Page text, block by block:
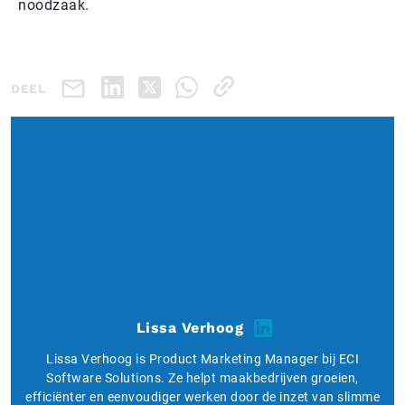
noodzaak.
DEEL
Lissa Verhoog
Lissa Verhoog is Product Marketing Manager bij ECI
Software Solutions. Ze helpt maakbedrijven groeien,
efficiënter en eenvoudiger werken door de inzet van slimme